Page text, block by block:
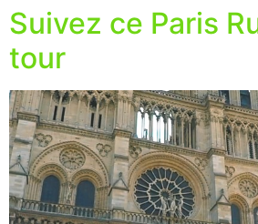
Suivez ce Paris
tour